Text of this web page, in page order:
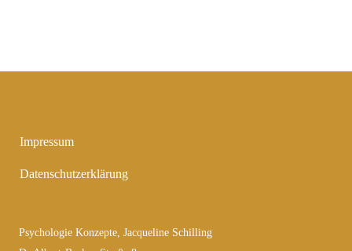
Impressum
Datenschutzerklärung
Psychologie Konzepte, Jacqueline Schilling